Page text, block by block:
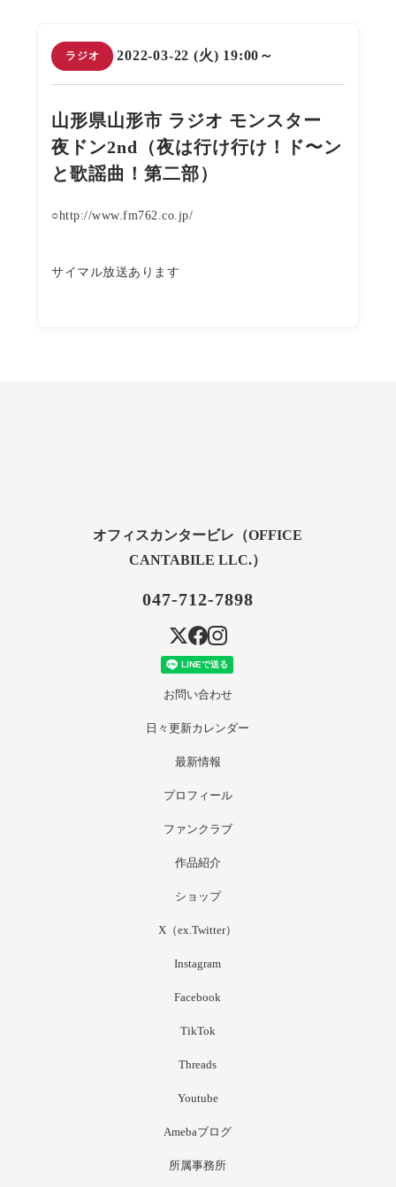
ラジオ 2022-03-22 (火) 19:00～
山形県山形市 ラジオ モンスター
夜ドン2nd（夜は行け行け！ド〜ン
と歌謡曲！第二部）
○http://www.fm762.co.jp/
サイマル放送あります
オフィスカンタービレ（OFFICE
CANTABILE LLC.）
047-712-7898
お問い合わせ
日々更新カレンダー
最新情報
プロフィール
ファンクラブ
作品紹介
ショップ
X（ex.Twitter）
Instagram
Facebook
TikTok
Threads
Youtube
Amebaブログ
所属事務所